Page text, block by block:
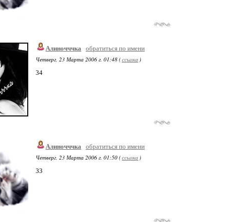
Алиночччка
обратиться по имени
Четверг, 23 Марта 2006 г. 01:48 (ссылка )
34
Алиночччка
обратиться по имени
Четверг, 23 Марта 2006 г. 01:50 (ссылка )
33